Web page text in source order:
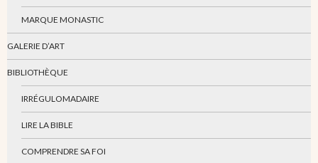
MARQUE MONASTIC
GALERIE D’ART
BIBLIOTHÈQUE
IRRÉGULOMADAIRE
LIRE LA BIBLE
COMPRENDRE SA FOI